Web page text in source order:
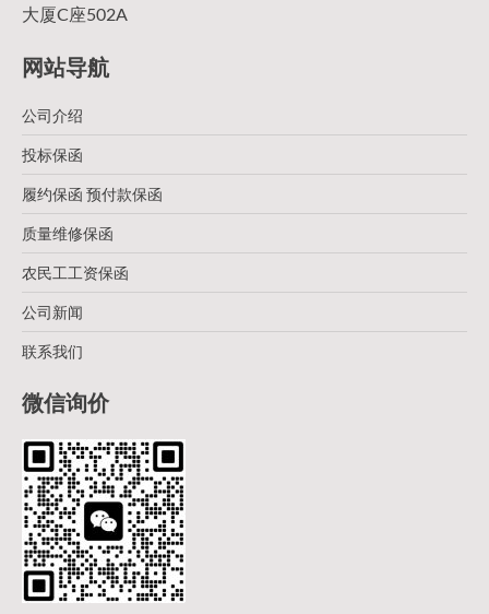
大厦C座502A
网站导航
公司介绍
投标保函
履约保函 预付款保函
质量维修保函
农民工工资保函
公司新闻
联系我们
微信询价